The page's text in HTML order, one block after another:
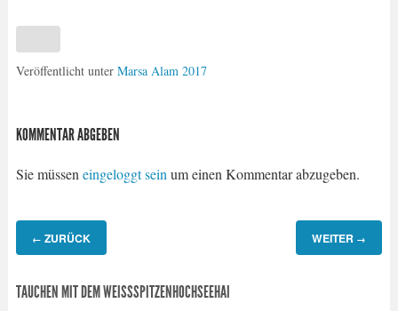
Veröffentlicht unter Marsa Alam 2017
KOMMENTAR ABGEBEN
Sie müsseneingeloggt seinum einen Kommentar abzugeben.
← ZURÜCK WEITER →
TAUCHEN MIT DEM WEISSSPITZENHOCHSEEHAI